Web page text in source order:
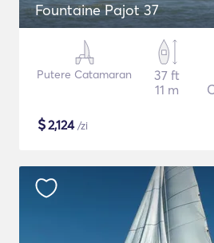
Fountaine Pajot 37
Putere Catamaran
37 ft
11 m
$2,124/zi